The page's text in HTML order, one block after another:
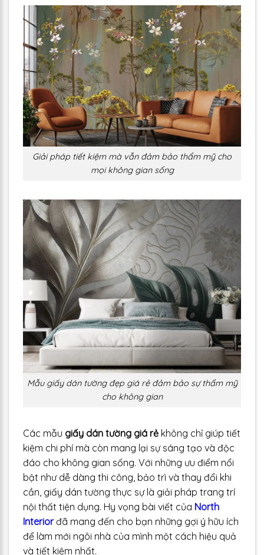
Giải pháp tiết kiệm mà vẫn đảm bảo thẩm mỹ cho
mọi không gian sống
Mẫu giấy dán tường đẹp giá rẻ đảm bảo sự thẩm mỹ
cho không gian
Các mẫu giấy dán tường giá rẻ không chỉ giúp tiết
kiệm chi phí mà còn mang lại sự sáng tạo và độc
đáo cho không gian sống. Với những ưu điểm nổi
bật như dễ dàng thi công, bảo trì và thay đổi khi
cần, giấy dán tường thực sự là giải pháp trang trí
nội thất tiện dụng. Hy vọng bài viết của North
Interiorđã mang đến cho bạn những gợi ý hữu ích
để làm mới ngôi nhà của mình một cách hiệu quả
và tiết kiệm nhất.